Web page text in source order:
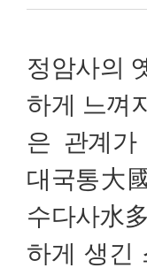
정암사의
하게 느껴
은 관계가
대국통大
수다사水
하게 생긴